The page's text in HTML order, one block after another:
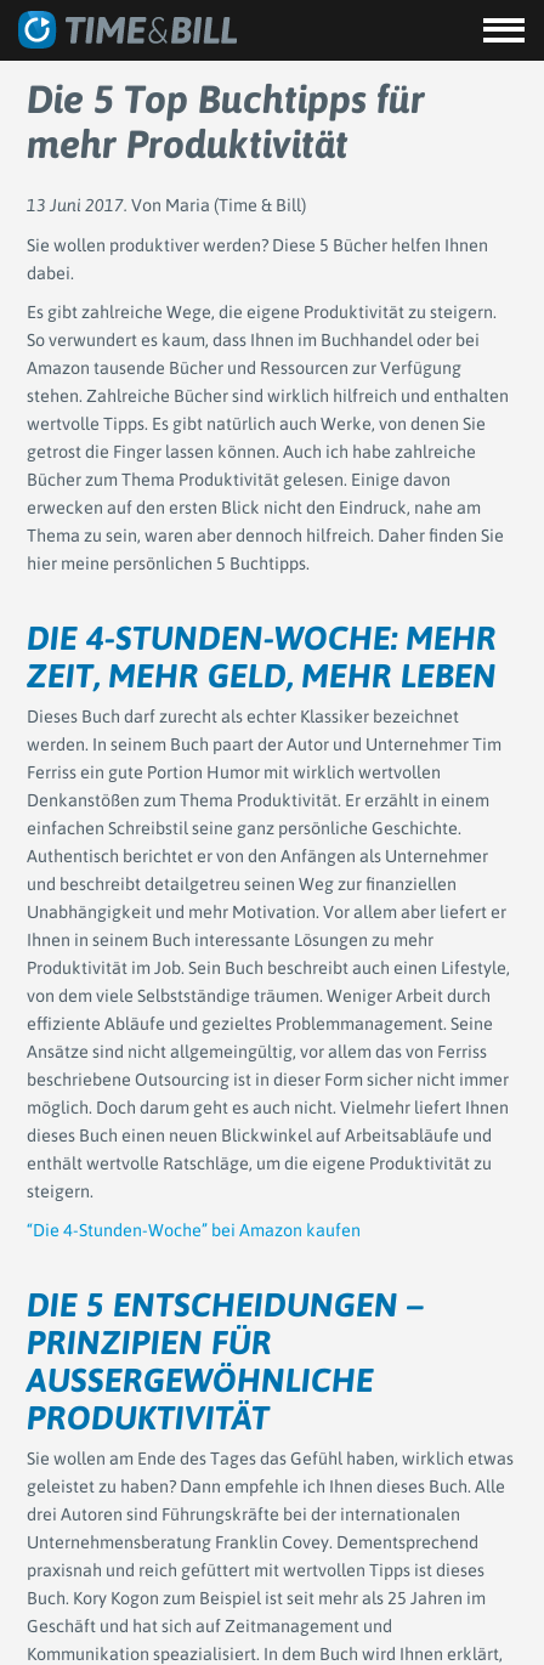
Die 5 Top Buchtipps für
mehr Produktivität
13 Juni 2017. Von Maria (Time & Bill)
Sie wollen produktiver werden? Diese 5 Bücher helfen Ihnen
dabei.
Es gibt zahlreiche Wege, die eigene Produktivität zu steigern.
So verwundert es kaum, dass Ihnen im Buchhandel oder bei
Amazon tausende Bücher und Ressourcen zur Verfügung
stehen. Zahlreiche Bücher sind wirklich hilfreich und enthalten
wertvolle Tipps. Es gibt natürlich auch Werke, von denen Sie
getrost die Finger lassen können. Auch ich habe zahlreiche
Bücher zum Thema Produktivität gelesen. Einige davon
erwecken auf den ersten Blick nicht den Eindruck, nahe am
Thema zu sein, waren aber dennoch hilfreich. Daher finden Sie
hier meine persönlichen 5 Buchtipps.
DIE 4-STUNDEN-WOCHE: MEHR
ZEIT, MEHR GELD, MEHR LEBEN
Dieses Buch darf zurecht als echter Klassiker bezeichnet
werden. In seinem Buch paart der Autor und Unternehmer Tim
Ferriss ein gute Portion Humor mit wirklich wertvollen
Denkanstößen zum Thema Produktivität. Er erzählt in einem
einfachen Schreibstil seine ganz persönliche Geschichte.
Authentisch berichtet er von den Anfängen als Unternehmer
und beschreibt detailgetreu seinen Weg zur finanziellen
Unabhängigkeit und mehr Motivation. Vor allem aber liefert er
Ihnen in seinem Buch interessante Lösungen zu mehr
Produktivität im Job. Sein Buch beschreibt auch einen Lifestyle,
von dem viele Selbstständige träumen. Weniger Arbeit durch
effiziente Abläufe und gezieltes Problemmanagement. Seine
Ansätze sind nicht allgemeingültig, vor allem das von Ferriss
beschriebene Outsourcing ist in dieser Form sicher nicht immer
möglich. Doch darum geht es auch nicht. Vielmehr liefert Ihnen
dieses Buch einen neuen Blickwinkel auf Arbeitsabläufe und
enthält wertvolle Ratschläge, um die eigene Produktivität zu
steigern.
“Die 4-Stunden-Woche” bei Amazon kaufen
DIE 5 ENTSCHEIDUNGEN –
PRINZIPIEN FÜR
AUSSERGEWÖHNLICHE P
RODUKTIVITÄT
Sie wollen am Ende des Tages das Gefühl haben, wirklich etwas
geleistet zu haben? Dann empfehle ich Ihnen dieses Buch. Alle
drei Autoren sind Führungskräfte bei der internationalen
Unternehmensberatung Franklin Covey. Dementsprechend
praxisnah und reich gefüttert mit wertvollen Tipps ist dieses
Buch. Kory Kogon zum Beispiel ist seit mehr als 25 Jahren im
Geschäft und hat sich auf Zeitmanagement und
Kommunikation speazialisiert. In dem Buch wird Ihnen erklärt,